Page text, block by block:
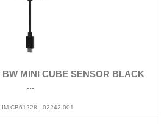
BW MINI CUBE SENSOR BLACK
...
IM-CB61228 - 02242-001